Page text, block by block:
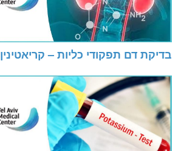
בדיקת דם תפקודי כליות – קריאטינין